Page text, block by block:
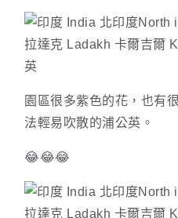
園區很多紫色的花，也有
法輕易吹散的浦公英。
😂😂😂